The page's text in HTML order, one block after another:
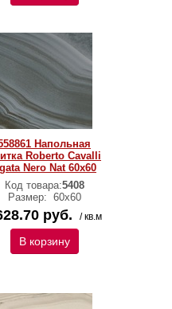
Напольная
Roberto Cavalli
Nero Nat 60x60
Код товара:5408
Размер: 60х60
руб. / кв.м
В корзину